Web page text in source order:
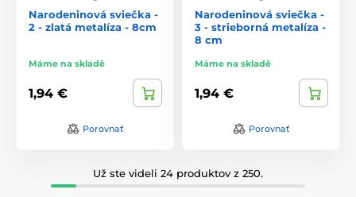
Narodeninová sviečka -
2 - zlatá metalíza - 8cm
Máme na skladě
1,94 €
Porovnať
Narodeninová sviečka -
3 - strieborná metalíza -
8 cm
Máme na skladě
1,94 €
Porovnať
Už ste videli 24 produktov z 250.